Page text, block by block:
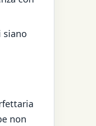
siano
non